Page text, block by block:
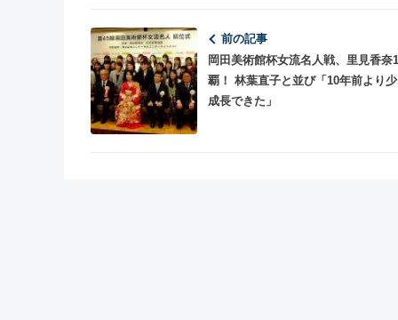
前の記事
岡田美術館杯女流名人戦、里見香奈
覇！ 林葉直子と並び「10年前より
成長できた」